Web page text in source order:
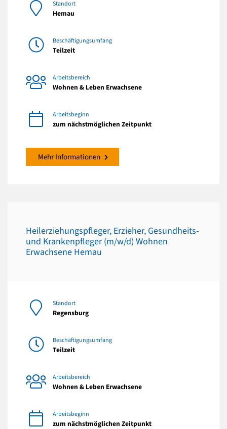
Standort
Hemau
Beschäftigungsumfang
Teilzeit
Arbeitsbereich
Wohnen & Leben Erwachsene
Arbeitsbeginn
zum nächstmöglichen Zeitpunkt
Mehr Informationen
Heilerziehungspfleger, Erzieher, Gesundheits-
und Krankenpfleger (m/w/d) Wohnen
Erwachsene Hemau
Standort
Regensburg
Beschäftigungsumfang
Teilzeit
Arbeitsbereich
Wohnen & Leben Erwachsene
Arbeitsbeginn
zum nächstmöglichen Zeitpunkt